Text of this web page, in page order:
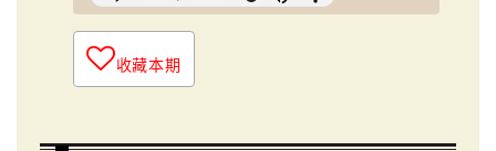
收藏本期